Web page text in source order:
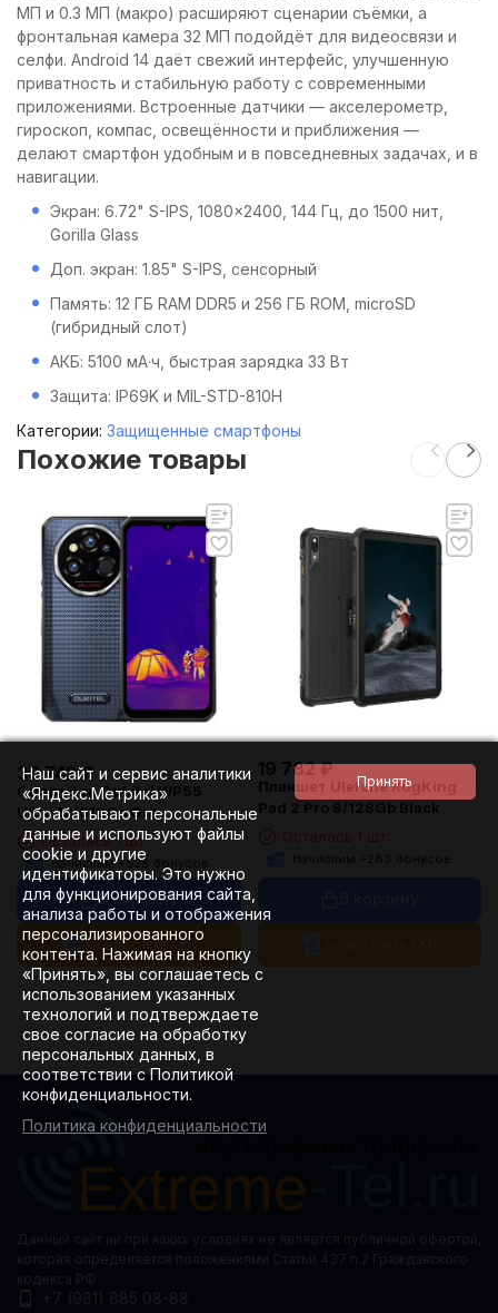
МП и 0.3 МП (макро) расширяют сценарии съёмки, а
фронтальная камера 32 МП подойдёт для видеосвязи и
селфи. Android 14 даёт свежий интерфейс, улучшенную
приватность и стабильную работу с современными
приложениями. Встроенные датчики — акселерометр,
гироскоп, компас, освещённости и приближения —
делают смартфон удобным и в повседневных задачах, и в
навигации.
Экран: 6.72" S-IPS, 1080x2400, 144 Гц, до 1500 нит,
Gorilla Glass
Доп. экран: 1.85" S-IPS, сенсорный
Память: 12 ГБ RAM DDR5 и 256 ГБ ROM, microSD
(гибридный слот)
АКБ: 5100 мА·ч, быстрая зарядка 33 Вт
Защита: IP69K и MIL-STD-810H
Категории: Защищенные смартфоны
Похожие товары
36 742 ₽
Смартфон Oukitel WP55
Ultra 12/512Gb Grey
Осталась 1 шт.
Начислим + 525 бонусов
В корзину
Запрос счета / КП
19 782 ₽
Планшет Ulefone RugKing
Pad 2 Pro 8/128Gb Black
Начислим + бонусов
Наш сайт и сервис аналитики
«Яндекс.Метрика»
обрабатывают персональные
данные и используют файлы
cookie и другие
идентификаторы. Это нужно
для функционирования сайта,
анализа работы и отображения
персонализированного
контента. Нажимая на кнопку
«Принять», вы соглашаетесь с
использованием указанных
технологий и подтверждаете
свое согласие на обработку
персональных данных, в
соответствии с Политикой
конфиденциальности.
Политика конфиденциальности